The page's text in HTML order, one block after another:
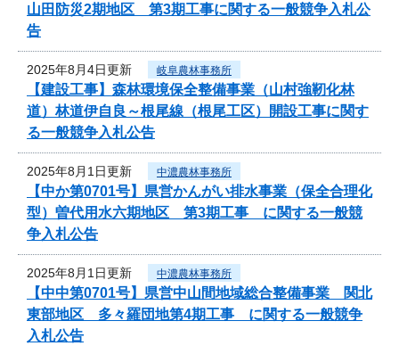
山田防災2期地区 第3期工事に関する一般競争入札公
告
2025年8月4日更新 岐阜農林事務所
【建設工事】森林環境保全整備事業（山村強靭化林
道）林道伊自良～根尾線（根尾工区）開設工事に関す
る一般競争入札公告
2025年8月1日更新 中濃農林事務所
【中か第0701号】県営かんがい排水事業（保全合理化
型）曽代用水六期地区 第3期工事 に関する一般競
争入札公告
2025年8月1日更新 中濃農林事務所
【中中第0701号】県営中山間地域総合整備事業 関北
東部地区 多々羅団地第4期工事 に関する一般競争
入札公告